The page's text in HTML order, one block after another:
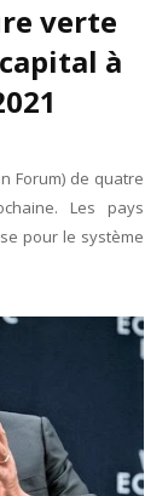
verte
à
Forum) de quatre
Les pays
pour le système